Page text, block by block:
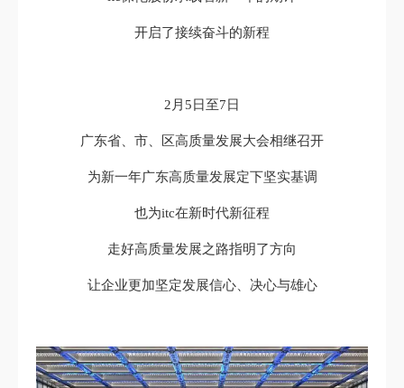
开启了接续奋斗的新程
2月5日至7日
广东省、市、区高质量发展大会相继召开
为新一年广东高质量发展定下坚实基调
也为itc在新时代新征程
走好高质量发展之路指明了方向
让企业更加坚定发展信心、决心与雄心